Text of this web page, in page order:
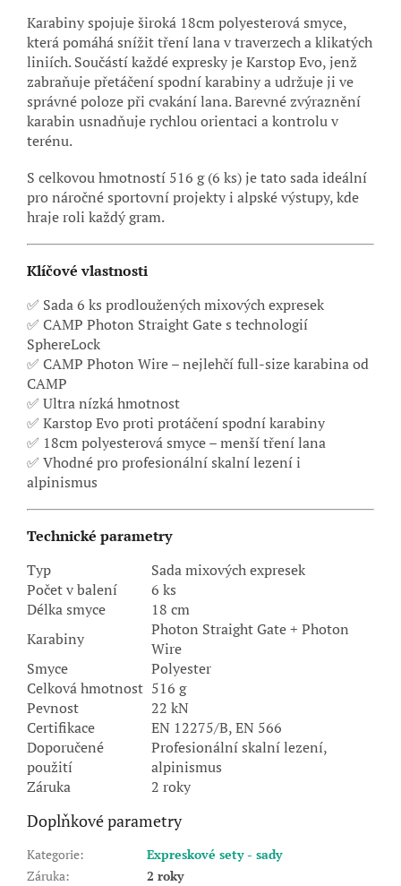
Karabiny spojuje široká 18cm polyesterová smyce,
která pomáhá snížit tření lana v traverzech a klikatých
liniích. Součástí každé expresky je Karstop Evo, jenž
zabraňuje přetáčení spodní karabiny a udržuje ji ve
správné poloze při cvakání lana. Barevné zvýraznění
karabin usnadňuje rychlou orientaci a kontrolu v
terénu.
S celkovou hmotností 516 g (6 ks) je tato sada ideální
pro náročné sportovní projekty i alpské výstupy, kde
hraje roli každý gram.
Klíčové vlastnosti
✅ Sada 6 ks prodloužených mixových expresek
✅ CAMP Photon Straight Gate s technologií
SphereLock
✅ CAMP Photon Wire – nejlehčí full-size karabina od
CAMP
✅ Ultra nízká hmotnost
✅ Karstop Evo proti protáčení spodní karabiny
✅ 18cm polyesterová smyce – menší tření lana
✅ Vhodné pro profesionální skalní lezení i
alpinismus
Technické parametry
Typ
Sada mixových expresek
Počet v balení
6 ks
Délka smyce
18 cm
Karabiny
Photon Straight Gate + Photon
Wire
Smyce
Polyester
Celková hmotnost 516 g
Pevnost
22 kN
Certifikace
EN 12275/B, EN 566
Doporučené
použití
Profesionální skalní lezení,
alpinismus
Záruka
2 roky
Doplňkové parametry
Kategorie:
Expreskové sety - sady
Záruka: 2 roky